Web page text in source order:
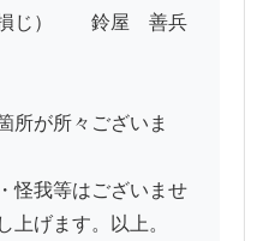
じ）　　鈴屋　善兵
所が所々ございま
怪我等はございませ
上げます。以上。